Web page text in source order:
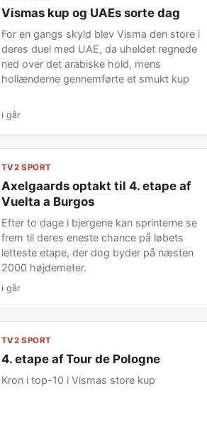
Vismas kup og UAEs sorte dag
For en gangs skyld blev Visma den store i
deres duel med UAE, da uheldet regnede
ned over det arabiske hold, mens
hollænderne gennemførte et smukt kup
i går
TV2 SPORT
Axelgaards optakt til 4. etape af
Vuelta a Burgos
Efter to dage i bjergene kan sprinterne se
frem til deres eneste chance på løbets
letteste etape, der dog byder på næsten
2000 højdemeter.
i går
TV2 SPORT
4. etape af Tour de Pologne
Kron i top-10 i Vismas store kup